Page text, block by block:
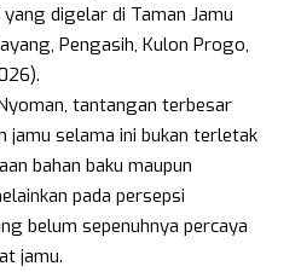
digelar di Taman Jamu
Pengasih, Kulon Progo,
tantangan terbesar
jamu selama ini bukan terletak
bahan baku maupun
pada persepsi
belum sepenuhnya percaya
jamu.